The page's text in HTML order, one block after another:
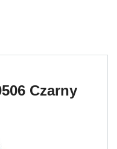
Czarny